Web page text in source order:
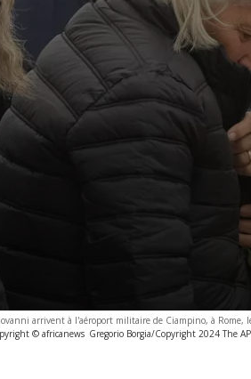
arrivent à l'aéroport militaire de Ciampino, à Rome,
© africanews Gregorio Borgia/Copyright 2024 The